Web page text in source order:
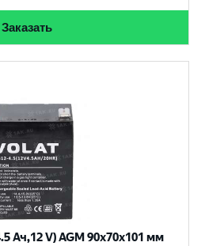
Заказать
Ач,12 V) AGM 90x70x101 мм